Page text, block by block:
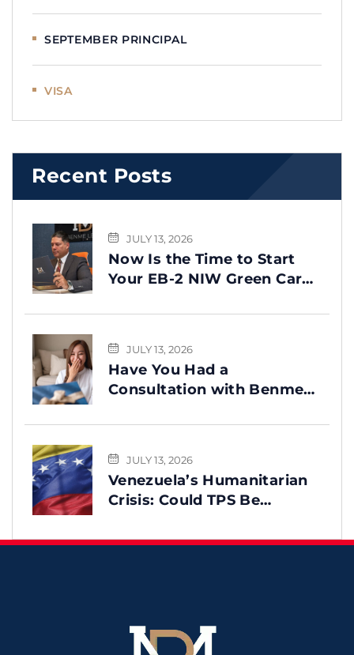
SEPTEMBER PRINCIPAL
VISA
Recent Posts
JULY 13, 2026
Now Is the Time to Start
Your EB-2 NIW Green Card
JULY 13, 2026
Have You Had a
Consultation with Benme
You
JULY 13, 2026
Venezuela’s Humanitarian
Crisis: Could TPS Be
Earthquake?